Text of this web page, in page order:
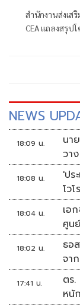
อย่างยั่งยื
สำนักงานส่งเส
CEA แถลงสรุป
NEWS
18:09 น.
นา
วา
18:08 น.
'ปร
โว
18:04 น.
เอ
ศูน
18:02 น.
ธอ
จา
กร
17:41 น.
ตร
หนั